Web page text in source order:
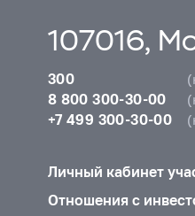
107016,
300
8 800 300-30-00
+7 499 300-30-00
Личный кабинет
Отношения с